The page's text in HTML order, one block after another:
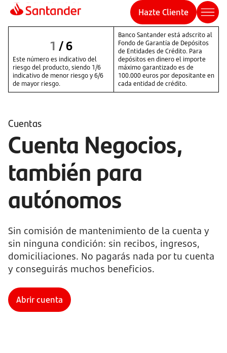
Hazte Cliente
1 /6
Este número es indicativo del
riesgo del producto, siendo 1/6
indicativo de menor riesgo y 6/6
de mayor riesgo.
Banco Santander está adscrito al
Fondo de Garantía de Depósitos
de Entidades de Crédito. Para
depósitos en dinero el importe
máximo garantizado es de
100.000 euros por depositante en
cada entidad de crédito.
Cuentas
Cuenta Negocios,
también para
autónomos
Sin comisión de mantenimiento de la cuenta y
sin ninguna condición: sin recibos, ingresos,
domiciliaciones. No pagarás nada por tu cuenta
y conseguirás muchos beneficios.
Abrir cuenta